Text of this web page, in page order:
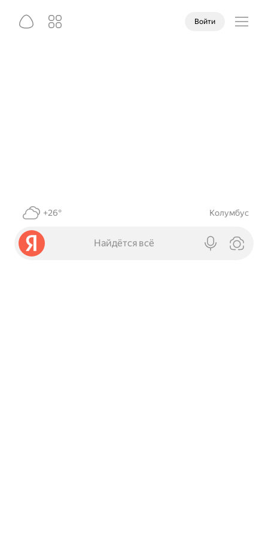
Войти
+26° Колумбус
Найдётся всё